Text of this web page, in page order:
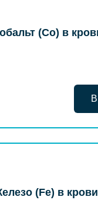
(Co) в
(Fe) в